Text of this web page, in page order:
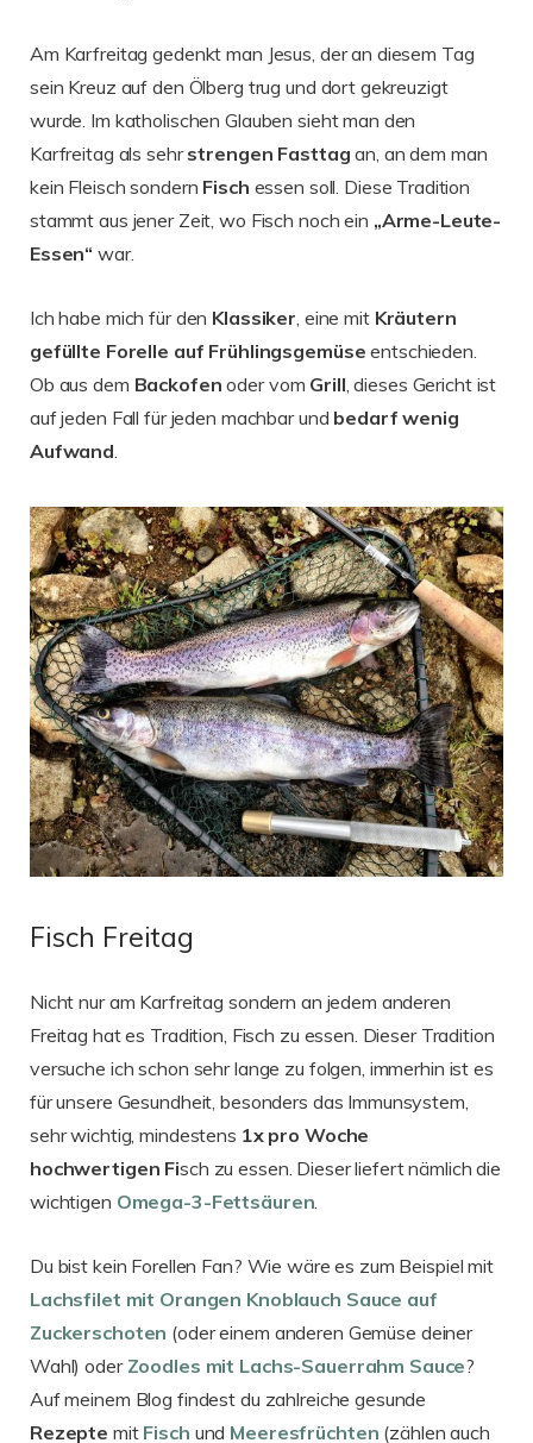
Am Karfreitag gedenkt man Jesus, der an diesem Tag
sein Kreuz auf den Ölberg trug und dort gekreuzigt
wurde. Im katholischen Glauben sieht man den
Karfreitag als sehrstrengen Fasttag an, an dem man
kein Fleisch sondern Fisch essen soll. Diese Tradition
stammt aus jener Zeit, wo Fisch noch ein „Arme-Leute-
Essen“ war.
Ich habe mich für den Klassiker , eine mit Kräutern
gefüllte Forelle auf Frühlingsgemüse entschieden.
Ob aus dem Backofen oder vom Grill , dieses Gericht ist
auf jeden Fall für jeden machbar und bedarf wenig
Aufwand
Fisch Freitag
Nicht nur am Karfreitag sondern an jedem anderen
Freitag hat es Tradition, Fisch zu essen. Dieser Tradition
versuche ich schon sehr lange zu folgen, immerhin ist es
für unsere Gesundheit, besonders das Immunsystem,
sehr wichtig, mindestens 1x pro Woche
hochwertigen Fisch zu essen. Dieser liefert nämlich die
wichtigen Omega-3-Fettsäuren
Du bist kein Forellen Fan? Wie wäre es zum Beispiel mit
Lachsfilet mit Orangen Knoblauch Sauce auf
Zuckerschoten (oder einem anderen Gemüse deiner
Wahl) oder Zoodles mit Lachs-Sauerrahm Sauce?
Auf meinem Blog findest du zahlreiche gesunde
Rezepte mit Fisch und Meeresfrüchten (zählen auch